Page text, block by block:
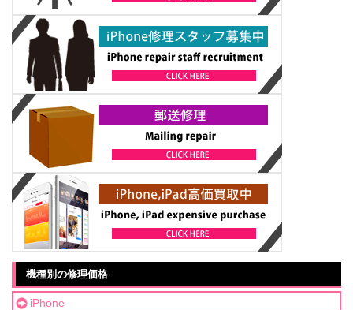
機種別の修理価格
iPhone